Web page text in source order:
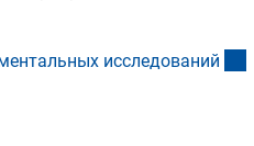
исследований